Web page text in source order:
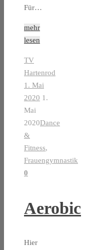
Für…
mehr
lesen
TV
Hartenrod
1. Mai
2020 1.
Mai
2020Dance
&
Fitness,
Frauengymnastik
0
Aerobic
Hier